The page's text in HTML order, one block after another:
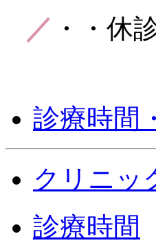
／ ・・休
診療時間
クリニッ
診療時間